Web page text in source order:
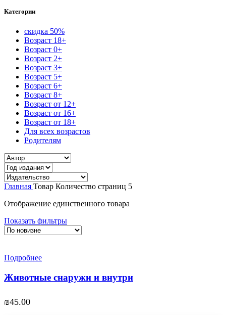
Категории
скидка 50%
Возраст 18+
Возраст 0+
Возраст 2+
Возраст 3+
Возраст 5+
Возраст 6+
Возраст 8+
Возраст от 12+
Возраст от 16+
Возраст от 18+
Для всех возрастов
Родителям
Главная Товар Количество страниц 5
Отображение единственного товара
Показать фильтры
Подробнее
Животные снаружи и внутри
₪45.00